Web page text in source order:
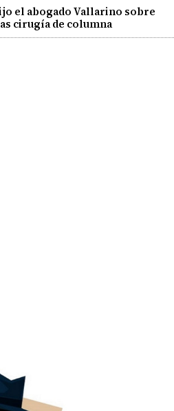
el abogado Vallarino sobre
cirugía de columna